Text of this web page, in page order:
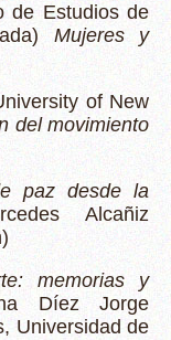
de Estudios de
Mujeres y
of New
del movimiento
paz desde la
Alcañiz
memorias y
Díez Jorge
Universidad de